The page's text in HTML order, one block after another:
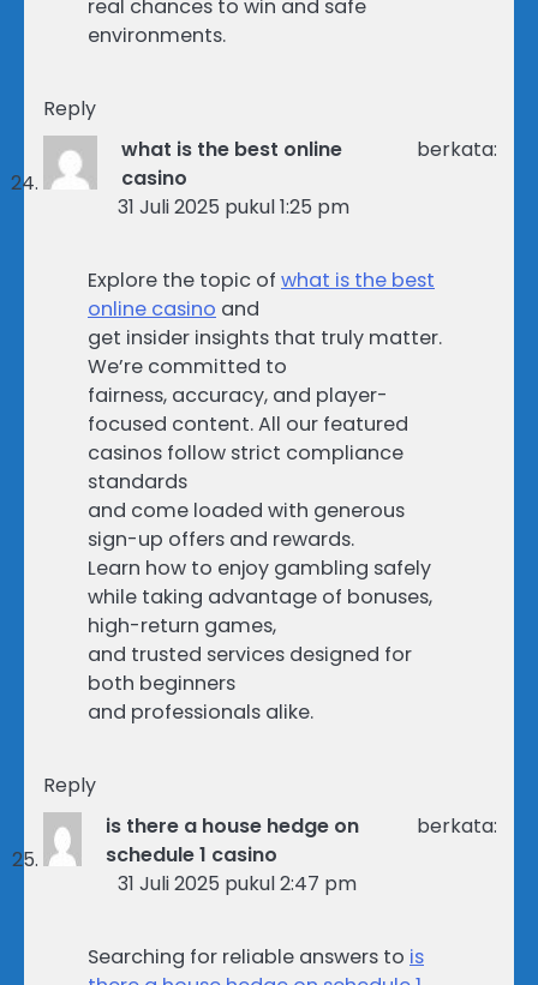
real chances to win and safe
environments.
Reply
what is the best online
casino
berkata:
31 Juli 2025 pukul 1:25 pm
Explore the topic of what is the best
online casino and
get insider insights that truly matter.
We’re committed to
fairness, accuracy, and player-
focused content. All our featured
casinos follow strict compliance
standards
and come loaded with generous
sign-up offers and rewards.
Learn how to enjoy gambling safely
while taking advantage of bonuses,
high-return games,
and trusted services designed for
both beginners
and professionals alike.
Reply
is there a house hedge on
schedule 1 casino
berkata:
31 Juli 2025 pukul 2:47 pm
Searching for reliable answers to is